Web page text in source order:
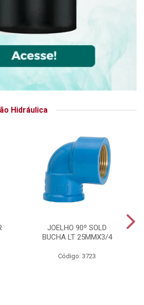
Hidráulica
JOELHO 90º SOLD
BUCHA LT 25MMX3/4
Código: 3723